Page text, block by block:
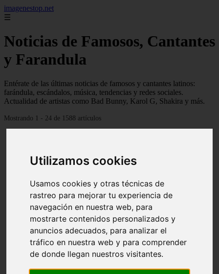
Utilizamos cookies
Usamos cookies y otras técnicas de
rastreo para mejorar tu experiencia de
navegación en nuestra web, para
mostrarte contenidos personalizados y
anuncios adecuados, para analizar el
tráfico en nuestra web y para comprender
de donde llegan nuestros visitantes.
imagenestop.net
☰
Noticias de Famosos, Cantantes
y Farandula
Entérate de las últimas noticias de famosos y cantantes latinos:
farándula, escándalos, música, tendencias y redes sociales.
Actualidad de artistas como Bad Bunny, Karol G, Shakira y más.
Mostrando 1 - 24 de 1588 artículos